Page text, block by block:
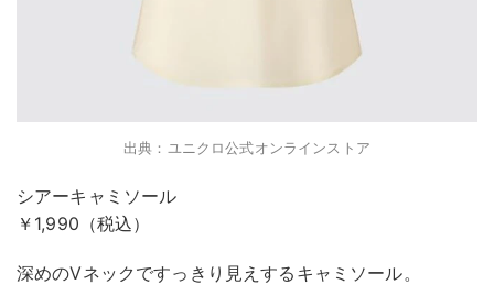
出典：ユニクロ公式オンラインストア
シアーキャミソール
￥1,990（税込）
深めのVネックですっきり見えするキャミソール。